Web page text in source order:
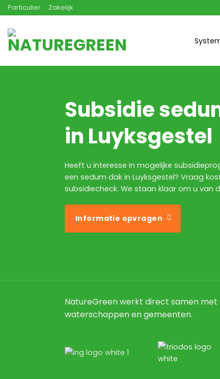
Ga
naar
inhoud
Particulier Zakelijk
Subsidie
in Luyksgestel
Heeft u interesse in mogelijke
een sedum dak in Luyksgestel? Vraag
subsidiecheck. We staan klaar om u van
Informatie opvragen
NatureGreen werkt direct samen
waterschappen en gemeenten.